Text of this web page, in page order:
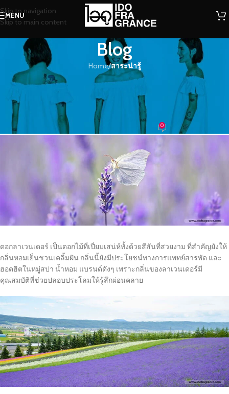
Skip to navigation
Skip to main content
MENU
Blog
Home/สาระน่ารู้
สาระน่ารู้
เรื่องเล่าผ่านความหอมของทุ่งดอก
ลาเวนเดอร์ ความหอมจากสองฝั่งโลก
น้องน้ำหอม On 05/07/2016 0
ดอกลาเวนเดอร์ เป็นดอกไม้ที่เปี่ยมเสน่ห์ทั้งด้วยสีสันที่สวยงาม ที่สำคัญยังให้
กลิ่นหอมเย็นชวนเคลิ้มฝัน กลิ่นนี้ยังมีประโยชน์ทางการแพทย์สารพัด และ
ฮอตฮิตในหมู่สปา น้ำหอม แบรนด์ดังๆ เพราะกลิ่นของลาเวนเดอร์มี
คุณสมบัติที่ช่วยปลอบประโลมให้รู้สึกผ่อนคลาย